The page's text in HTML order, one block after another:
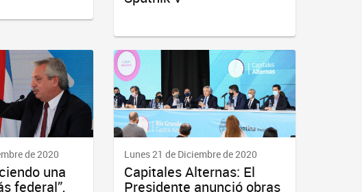
de 2020
una
federal”,
Lunes 21 de Diciembre de 2020
Capitales Alternas: El
Presidente anunció obras